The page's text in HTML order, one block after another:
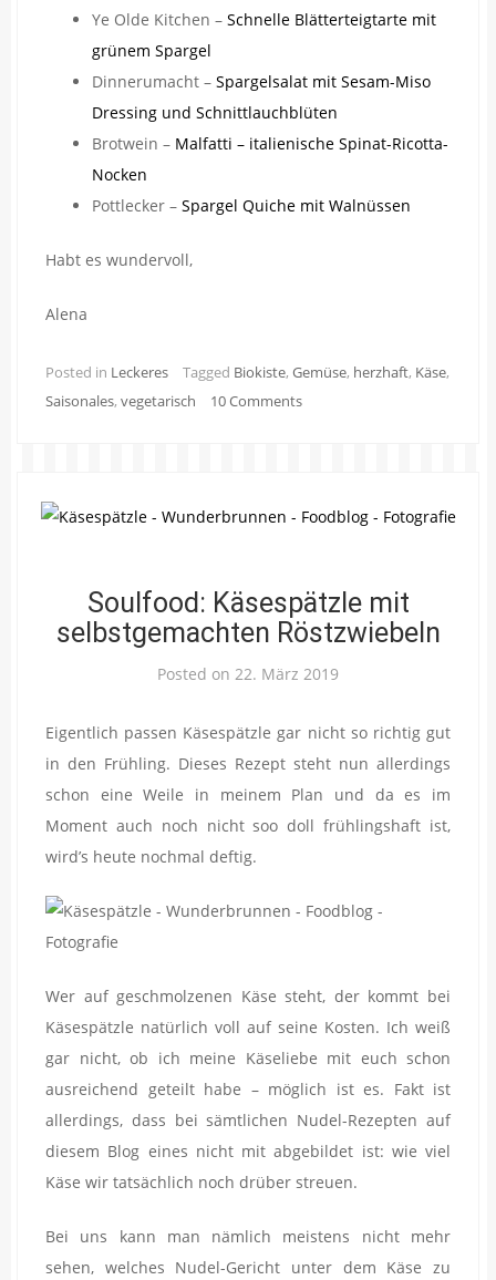
Ye Olde Kitchen – Schnelle Blätterteigtarte mit
grünem Spargel
Dinnerumacht – Spargelsalat mit Sesam-Miso
Dressing und Schnittlauchblüten
Brotwein – Malfatti – italienische Spinat-Ricotta-
Nocken
Pottlecker – Spargel Quiche mit Walnüssen
Habt es wundervoll,
Alena
Posted in Leckeres Tagged Biokiste, Gemüse, herzhaft, Käse,
Saisonales, vegetarisch 10 Comments
Soulfood: Käsespätzle mit
selbstgemachten Röstzwiebeln
Posted on 22. März 2019
Eigentlich passen Käsespätzle gar nicht so richtig gut
in den Frühling. Dieses Rezept steht nun allerdings
schon eine Weile in meinem Plan und da es im
Moment auch noch nicht soo doll frühlingshaft ist,
wird’s heute nochmal deftig.
Wer auf geschmolzenen Käse steht, der kommt bei
Käsespätzle natürlich voll auf seine Kosten. Ich weiß
gar nicht, ob ich meine Käseliebe mit euch schon
ausreichend geteilt habe – möglich ist es. Fakt ist
allerdings, dass bei sämtlichen Nudel-Rezepten auf
diesem Blog eines nicht mit abgebildet ist: wie viel
Käse wir tatsächlich noch drüber streuen.
Bei uns kann man nämlich meistens nicht mehr
sehen, welches Nudel-Gericht unter dem Käse zu